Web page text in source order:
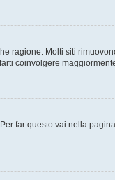
ragione. Molti siti
coinvolgere
far questo vai nella